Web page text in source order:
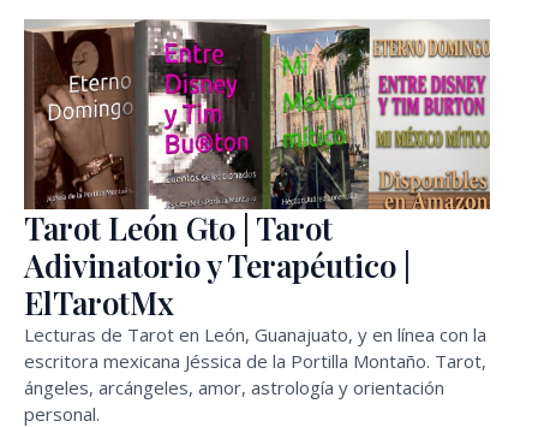
contenido
Tarot León Gto | Tarot
Adivinatorio y Terapéutico |
ElTarotMx
Lecturas de Tarot en León, Guanajuato, y en línea con la
escritora mexicana Jéssica de la Portilla Montaño. Tarot,
ángeles, arcángeles, amor, astrología y orientación
personal.